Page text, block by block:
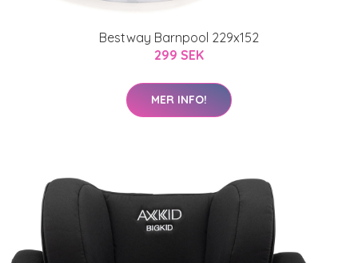
Bestway Barnpool 229x152
299 SEK
MER INFO!